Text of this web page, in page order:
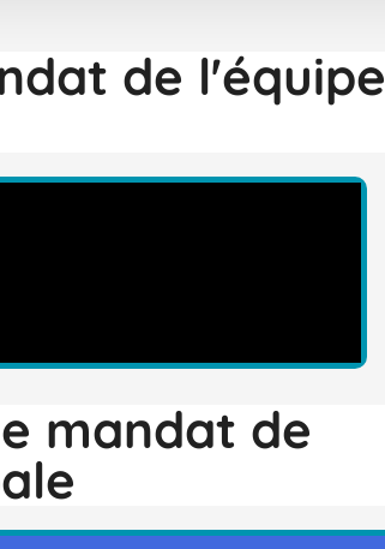
de l'équipe
mandat de